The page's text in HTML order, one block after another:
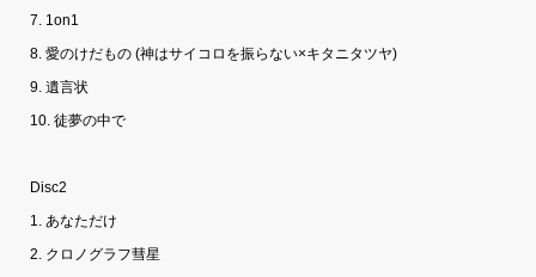
7. 1on1
8. 愛のけだもの (神はサイコロを振らない×キタニタツヤ)
9. 遺言状
10. 徒夢の中で
Disc2
1. あなただけ
2. クロノグラフ彗星